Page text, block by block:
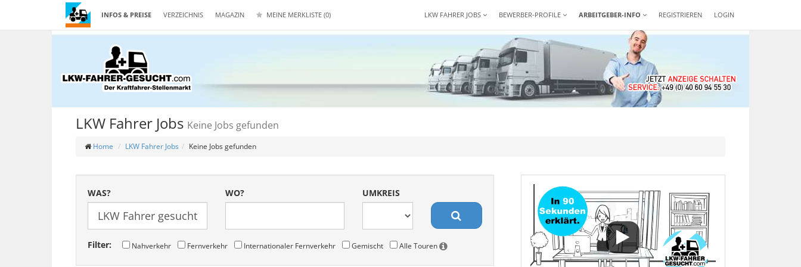
INFOS & PREISE VERZEICHNIS MAGAZIN MEINE MERKLISTE (0) REGISTRIEREN LOGIN
LKW FAHRER JOBS BEWERBER-PROFILE ARBEITGEBER-INFO
LKW Fahrer Jobs Keine Jobs gefunden
Home LKW Fahrer Jobs Keine Jobs gefunden
WAS? WO? UMKREIS
Filter: Nahverkehr Fernverkehr Internationaler Fernverkehr Gemischt Alle Touren